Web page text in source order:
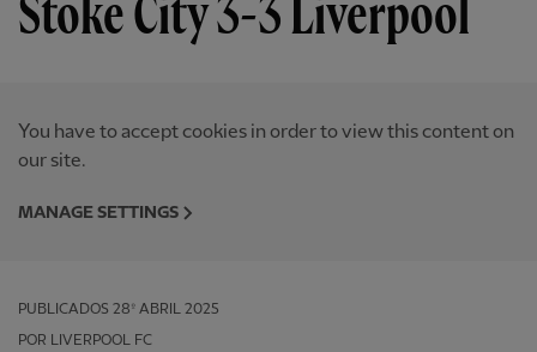
Stoke City 3-3 Liverpool
You have to accept cookies in order to view this content on
our site.
MANAGE SETTINGS
PUBLICADOS 28º ABRIL 2025
POR LIVERPOOL FC